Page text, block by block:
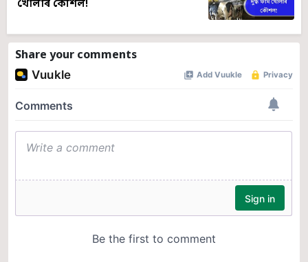
খোলাৰ কৌশল!
Share your comments